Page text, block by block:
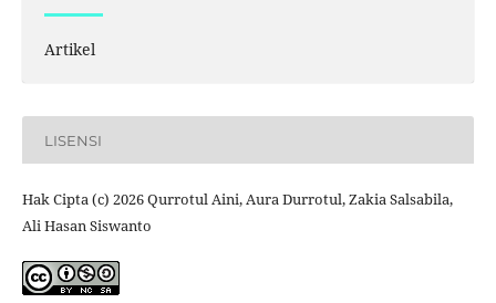
Artikel
LISENSI
Hak Cipta (c) 2026 Qurrotul Aini, Aura Durrotul, Zakia Salsabila,
Ali Hasan Siswanto